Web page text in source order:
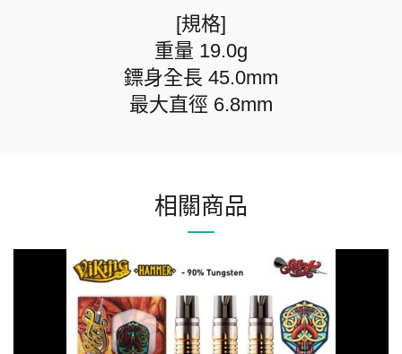
[規格]
重量 19.0g
鏢身全長 45.0mm
最大直徑 6.8mm
相關商品